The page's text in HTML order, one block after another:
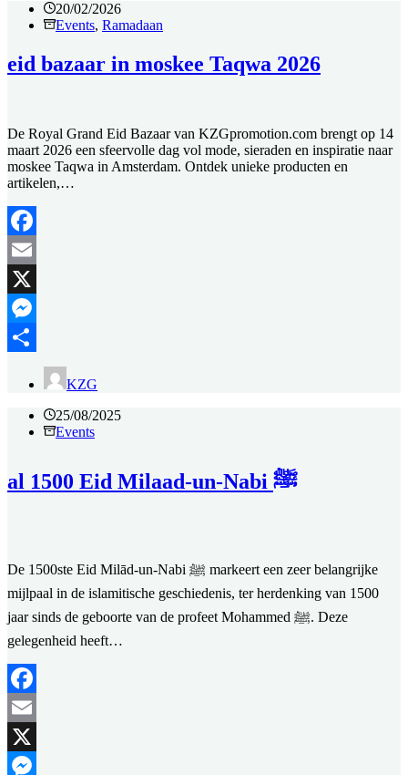
20/02/2026
Events, Ramadaan
eid bazaar in moskee Taqwa 2026
De Royal Grand Eid Bazaar van KZGpromotion.com brengt op 14
maart 2026 een sfeervolle dag vol mode, sieraden en inspiratie naar
moskee Taqwa in Amsterdam. Ontdek unieke producten en
artikelen,…
Facebook
Email
X
Messenger
KZG
25/08/2025
Events
al 1500 Eid Milaad-un-Nabi ﷺ
De 1500ste Eid Milād-un-Nabi ﷺ markeert een zeer belangrijke
mijlpaal in de islamitische geschiedenis, ter herdenking van 1500
jaar sinds de geboorte van de profeet Mohammed ﷺ. Deze
gelegenheid heeft…
Facebook
Email
X